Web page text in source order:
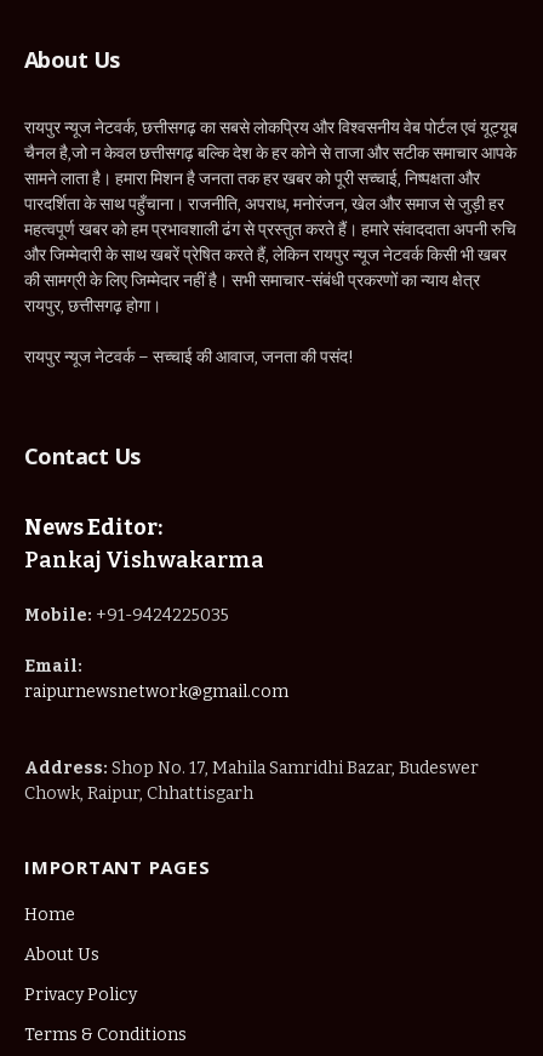
About Us
रायपुर न्यूज नेटवर्क, छत्तीसगढ़ का सबसे लोकप्रिय और विश्वसनीय वेब पोर्टल एवं यूट्यूब
चैनल है,जो न केवल छत्तीसगढ़ बल्कि देश के हर कोने से ताजा और सटीक समाचार आपके
सामने लाता है। हमारा मिशन है जनता तक हर खबर को पूरी सच्चाई, निष्पक्षता और
पारदर्शिता के साथ पहुँचाना। राजनीति, अपराध, मनोरंजन, खेल और समाज से जुड़ी हर
महत्वपूर्ण खबर को हम प्रभावशाली ढंग से प्रस्तुत करते हैं। हमारे संवाददाता अपनी रुचि
और जिम्मेदारी के साथ खबरें प्रेषित करते हैं, लेकिन रायपुर न्यूज नेटवर्क किसी भी खबर
की सामग्री के लिए जिम्मेदार नहीं है। सभी समाचार-संबंधी प्रकरणों का न्याय क्षेत्र
रायपुर, छत्तीसगढ़ होगा।
रायपुर न्यूज नेटवर्क – सच्चाई की आवाज, जनता की पसंद!
Contact Us
News Editor:
Pankaj Vishwakarma
Mobile: +91-9424225035
Email:
raipurnewsnetwork@gmail.com
Address: Shop No. 17, Mahila Samridhi Bazar, Budeswer
Chowk, Raipur, Chhattisgarh
IMPORTANT PAGES
Home
About Us
Privacy Policy
Terms & Conditions